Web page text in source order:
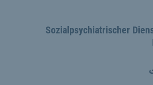
Sozialpsychiatrischer